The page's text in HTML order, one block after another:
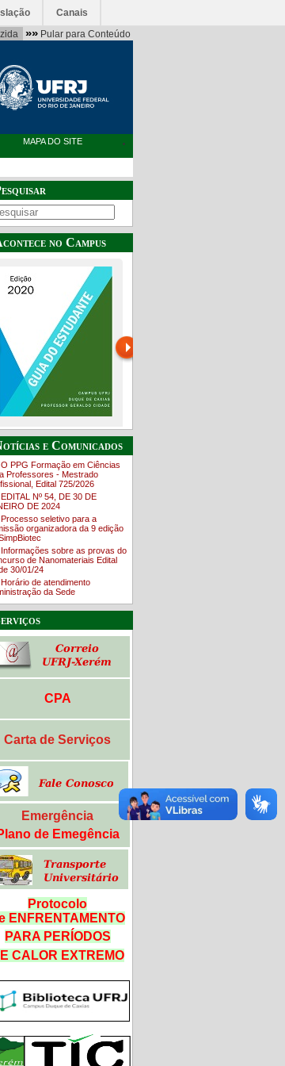
Canais
»» Pular para Conteúdo
MAPA DO SITE
no Campus
do estudante
e Comunicados
O PPG Formação em Ciências
Professores - Mestrado
Edital ​725/202​6
EDITAL Nº 54, DE 30 DE
DE 2024
Processo seletivo para a
organizadora da 9 edição
Informações sobre as provas do
de Nanomateriais Edital
30/01/24
Horário de atendimento
da Sede
CPA
Carta de Serviços
Emergência
de Emegência
Protocolo
ENFRENTAMENTO
PARA PERÍODOS
CALOR EXTREMO